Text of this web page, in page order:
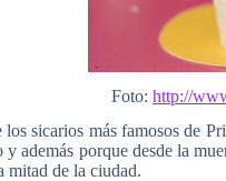
Foto: http://
sicarios más famosos de
además porque desde la
mitad de la ciudad.